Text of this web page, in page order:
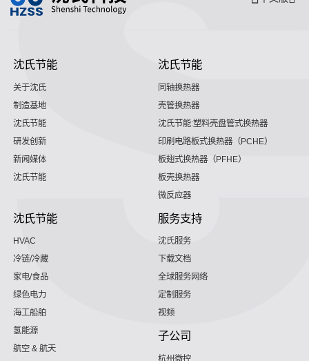
沈氏节能
关于沈氏
制造基地
沈氏节能
研发创新
新闻媒体
沈氏节能
沈氏节能
同轴换热器
壳管换热器
沈氏节能:塑料壳盘管式换热器
印刷电路板式换热器（PCHE）
板翅式换热器（PFHE）
板壳换热器
微反应器
沈氏节能
HVAC
冷链/冷藏
家电/食品
绿色电力
海工船舶
氢能源
航空 & 航天
服务支持
沈氏服务
下载文档
全球服务网络
定制服务
视频
子公司
杭州微控